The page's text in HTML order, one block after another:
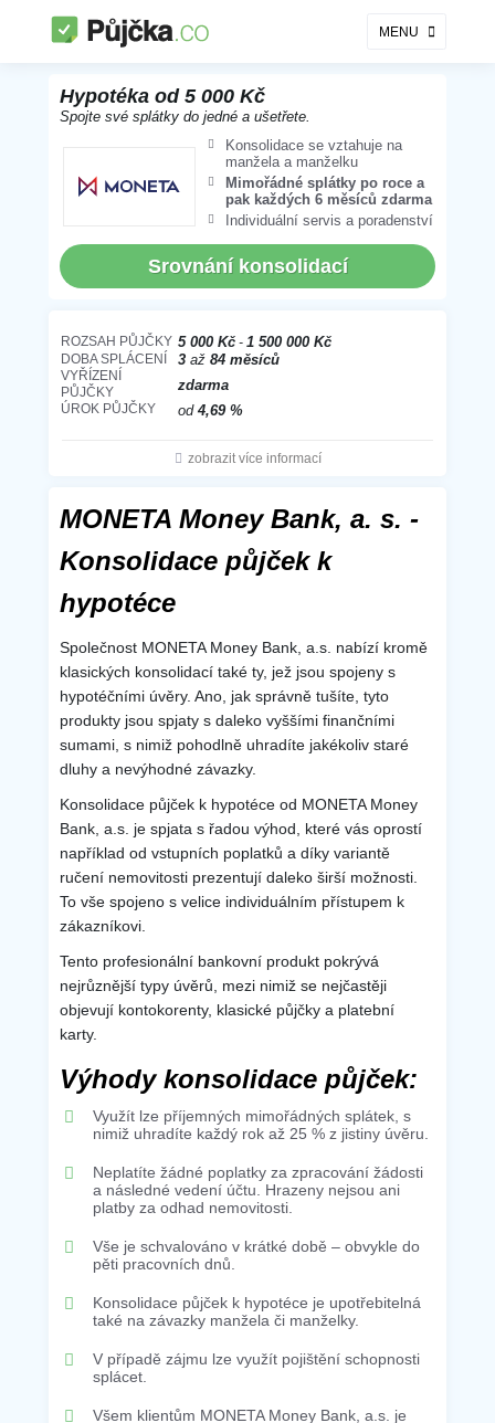
MENU
Hypotéka od 5 000 Kč
Spojte své splátky do jedné a ušetřete.
Konsolidace se vztahuje na
manžela a manželku
Mimořádné splátky po roce a
pak každých 6 měsíců zdarma
Individuální servis a poradenství
Srovnání konsolidací
ROZSAH PŮJČKY 5 000 Kč 1 500 000 Kč
DOBA SPLÁCENÍ 3až 84 měsíců
ÚROK PŮJČKY od 4,69 %
VYŘÍZENÍ
PŮJČKY
zdarma
zobrazit více informací
MONETA Money Bank, a. s. -
Konsolidace půjček k
hypotéce
Společnost MONETA Money Bank, a.s. nabízí kromě
klasických konsolidací také ty, jež jsou spojeny s
hypotéčními úvěry. Ano, jak správně tušíte, tyto
produkty jsou spjaty s daleko vyššími finančními
sumami, s nimiž pohodlně uhradíte jakékoliv staré
dluhy a nevýhodné závazky.
Konsolidace půjček k hypotéce od MONETA Money
Bank, a.s. je spjata s řadou výhod, které vás oprostí
například od vstupních poplatků a díky variantě
ručení nemovitosti prezentují daleko širší možnosti.
To vše spojeno s velice individuálním přístupem k
zákazníkovi.
Tento profesionální bankovní produkt pokrývá
nejrůznější typy úvěrů, mezi nimiž se nejčastěji
objevují kontokorenty, klasické půjčky a platební
karty.
Výhody konsolidace půjček:
Využít lze příjemných mimořádných splátek, s
nimiž uhradíte každý rok až 25 % z jistiny úvěru.
Neplatíte žádné poplatky za zpracování žádosti
a následné vedení účtu. Hrazeny nejsou ani
platby za odhad nemovitosti.
Vše je schvalováno v krátké době – obvykle do
pěti pracovních dnů.
Konsolidace půjček k hypotéce je upotřebitelná
také na závazky manžela či manželky.
V případě zájmu lze využít pojištění schopnosti
splácet.
Všem klientům MONETA Money Bank, a.s. je